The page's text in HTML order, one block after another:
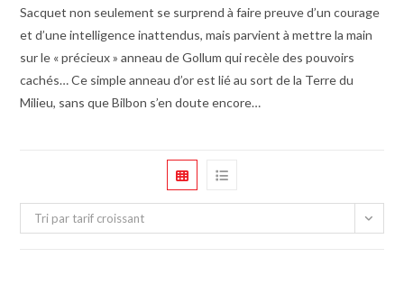
Sacquet non seulement se surprend à faire preuve d’un courage
et d’une intelligence inattendus, mais parvient à mettre la main
sur le « précieux » anneau de Gollum qui recèle des pouvoirs
cachés… Ce simple anneau d’or est lié au sort de la Terre du
Milieu, sans que Bilbon s’en doute encore…
Tri par tarif croissant